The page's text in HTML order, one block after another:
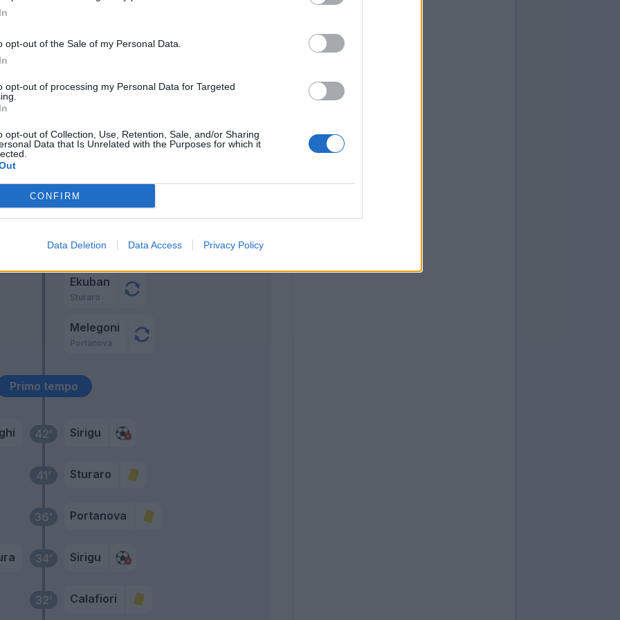
opt-out of the Sale of my Personal Data.
opt-out of processing my Personal Data for Targeted
opt-out of Collection, Use, Retention, Sale, and/or Sharing
Data that Is Unrelated with the Purposes for which it
CONFIRM
Data Deletion Data Access Privacy Policy
32’ Calafiori
34’ Sirigu
36’ Portanova
41’ Sturaro
42’ Sirigu
Primo tempo
46’
Calafiori
Ekuban
Sturaro
Melegoni
Portanova
51’ Sirigu
67’ Caicedo
Yeboah
69’ Sirigu
N.